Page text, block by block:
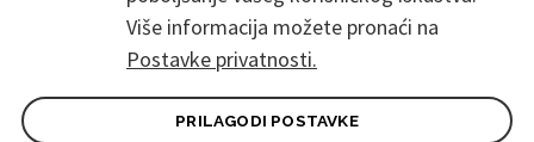
Više informacija možete pronaći na
Postavke privatnosti.
PRILAGODI POSTAVKE
Opći uvjeti ugovora za kupce